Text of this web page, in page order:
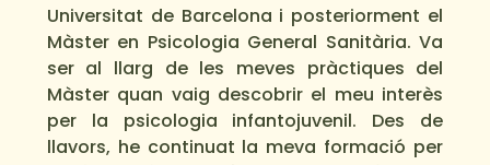
Universitat de Barcelona i posteriorment el
Màster en Psicologia General Sanitària. Va
ser al llarg de les meves pràctiques del
Màster quan vaig descobrir el meu interès
per la psicologia infantojuvenil. Des de
llavors, he continuat la meva formació per